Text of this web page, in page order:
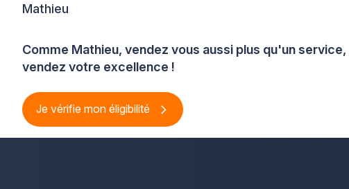
Comme Mathieu, vendez vous aussi plus qu'un service,
vendez votre excellence !
Je vérifie mon éligibilité
Mathieu